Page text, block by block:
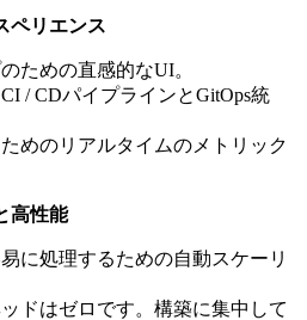
ペリエンス
ための直感的なUI。
/ CDパイプラインとGitOps統
めのリアルタイムのメトリック
高性能
に処理するための自動スケーリ
ドはゼロです。構築に集中して